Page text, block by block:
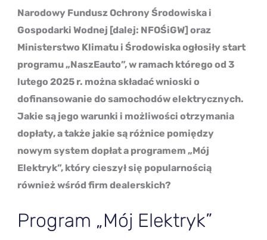
Narodowy Fundusz Ochrony Środowiska i
Gospodarki Wodnej [dalej: NFOŚiGW] oraz
Ministerstwo Klimatu i Środowiska ogłosiły start
programu „NaszEauto”, w ramach którego od 3
lutego 2025 r. można składać wnioski o
dofinansowanie do samochodów elektrycznych.
Jakie są jego warunki i możliwości otrzymania
dopłaty, a także jakie są różnice pomiędzy
nowym system dopłat a programem „Mój
Elektryk”, który cieszył się popularnością
również wśród firm dealerskich?
Program „Mój Elektryk”